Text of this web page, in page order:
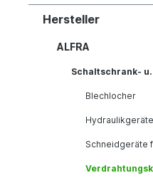
Hersteller
ALFRA
Schaltschrank-
Blechlocher
Hydraulikgeräte
Schneidgeräte